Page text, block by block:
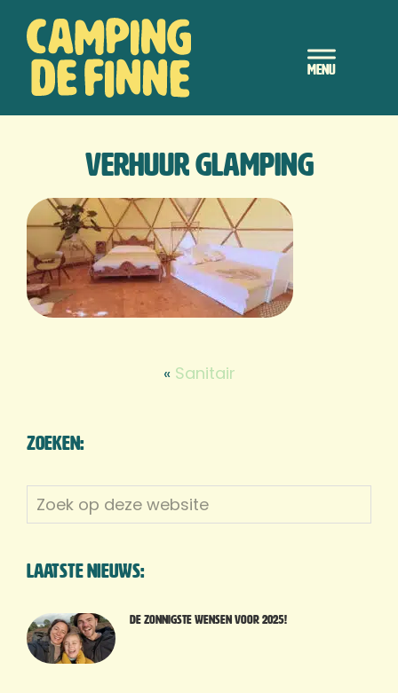
naar
de
hoofd
Camping de Finne
Header
verhuur glamping
« Sanitair
Zoeken:
Zoek
op
website
Laatste nieuws:
De zonnigste wensen voor 2025!